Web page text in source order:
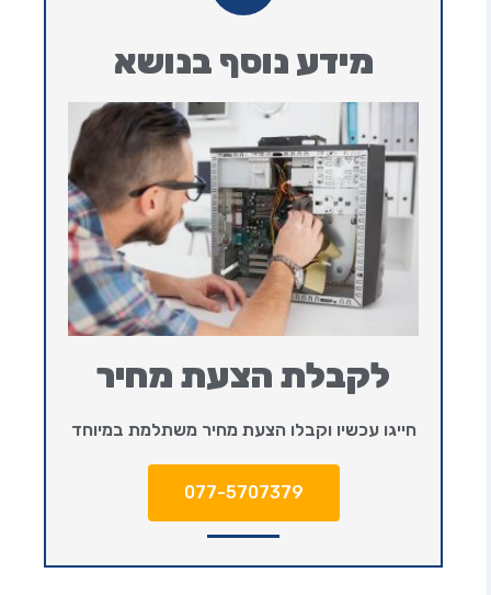
מידע נוסף בנושא
לקבלת הצעת מחיר
חייגו עכשיו וקבלו הצעת מחיר משתלמת במיוחד
077-5707379